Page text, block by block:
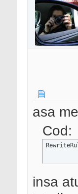
asa
Cod:
insa